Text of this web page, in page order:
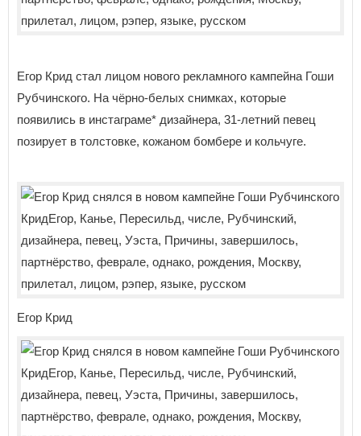
Егор Крид стал лицом нового рекламного кампейна Гоши
Рубчинского. На чёрно-белых снимках, которые
появились в инстаграме* дизайнера, 31-летний певец
позирует в толстовке, кожаном бомбере и кольчуге.
Егор Крид